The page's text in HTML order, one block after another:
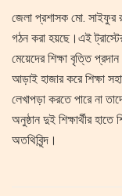
জেলা প্রশাসক মো. সাইফুর
গঠন করা হয়ছে।এই
মেয়েদের শিক্ষা বৃত্তি
আড়াই হাজার করে শিক্ষা
লেখাপড়া করতে পারে না
অনুষ্ঠান দুই শিক্ষার্থীর
অতথিবিৃন্দ।